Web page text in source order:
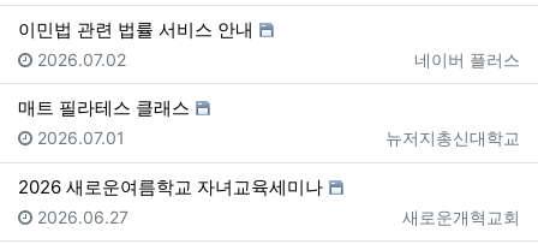
이민법 관련 법률 서비스 안내
등록자
네이버 플러스
등록일
2026.07.02
매트 필라테스 클래스
등록자
뉴저지총신대학교
등록일
2026.07.01
2026 새로운여름학교 자녀교육세미나
등록자
새로운개혁교회
등록일
2026.06.27